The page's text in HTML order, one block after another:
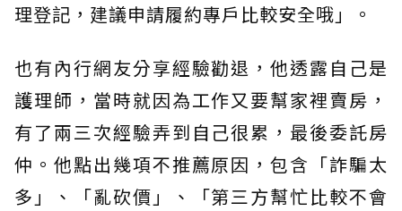
理登記，建議申請履約專戶比較安全哦」。
也有內行網友分享經驗勸退，他透露自己是
護理師，當時就因為工作又要幫家裡賣房，
有了兩三次經驗弄到自己很累，最後委託房
仲。他點出幾項不推薦原因，包含「詐騙太
多」、「亂砍價」、「第三方幫忙比較不會